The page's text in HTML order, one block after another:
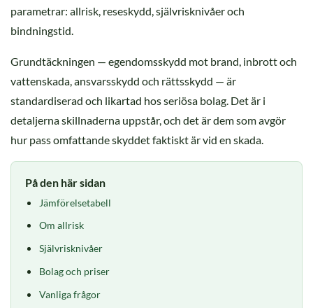
parametrar: allrisk, reseskydd, självrisknivåer och
bindningstid.
Grundtäckningen — egendomsskydd mot brand, inbrott och
vattenskada, ansvarsskydd och rättsskydd — är
standardiserad och likartad hos seriösa bolag. Det är i
detaljerna skillnaderna uppstår, och det är dem som avgör
hur pass omfattande skyddet faktiskt är vid en skada.
På den här sidan
Jämförelsetabell
Om allrisk
Självrisknivåer
Bolag och priser
Vanliga frågor